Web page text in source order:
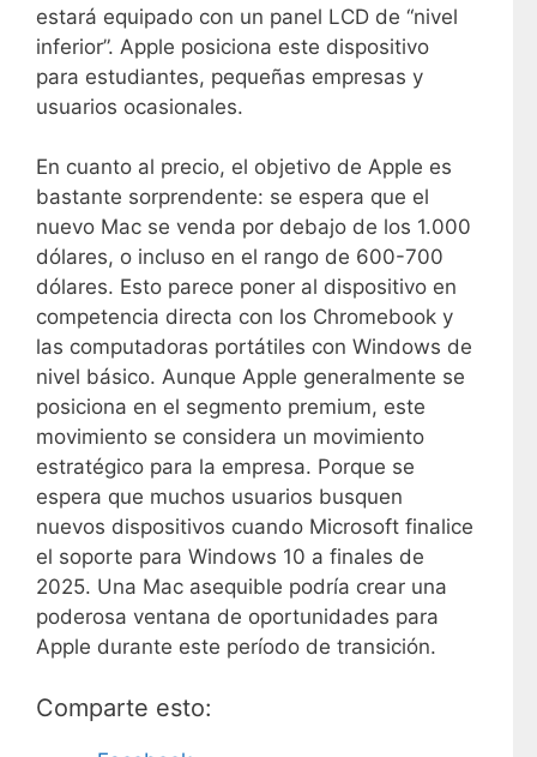
estará equipado con un panel LCD de “nivel
inferior”. Apple posiciona este dispositivo
para estudiantes, pequeñas empresas y
usuarios ocasionales.
En cuanto al precio, el objetivo de Apple es
bastante sorprendente: se espera que el
nuevo Mac se venda por debajo de los 1.000
dólares, o incluso en el rango de 600-700
dólares. Esto parece poner al dispositivo en
competencia directa con los Chromebook y
las computadoras portátiles con Windows de
nivel básico. Aunque Apple generalmente se
posiciona en el segmento premium, este
movimiento se considera un movimiento
estratégico para la empresa. Porque se
espera que muchos usuarios busquen
nuevos dispositivos cuando Microsoft finalice
el soporte para Windows 10 a finales de
2025. Una Mac asequible podría crear una
poderosa ventana de oportunidades para
Apple durante este período de transición.
Comparte esto: